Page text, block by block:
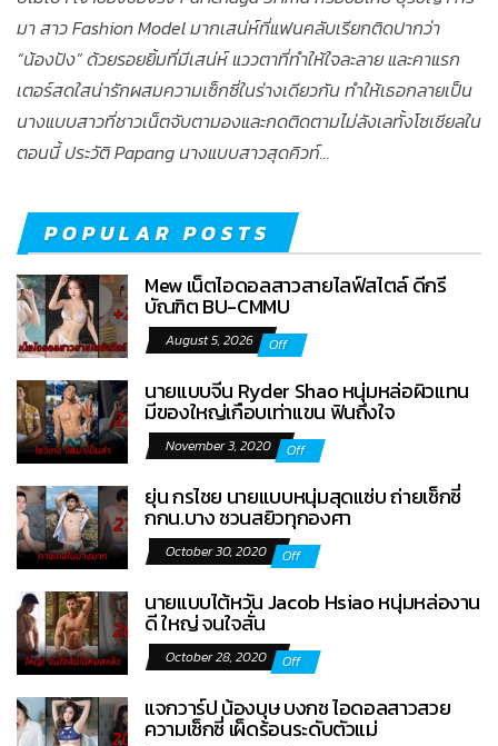
มา สาว Fashion Model มากเสน่ห์ที่แฟนคลับเรียกติดปากว่า
“น้องปัง” ด้วยรอยยิ้มที่มีเสน่ห์ แววตาที่ทำให้ใจละลาย และคาแรก
เตอร์สดใสน่ารักผสมความเซ็กซี่ในร่างเดียวกัน ทำให้เธอกลายเป็น
นางแบบสาวที่ชาวเน็ตจับตามองและกดติดตามไม่ลังเลทั้งโซเชียลใน
ตอนนี้ ประวัติ Papang นางแบบสาวสุดคิวท์…
POPULAR POSTS
Mew เน็ตไอดอลสาวสายไลฟ์สไตล์ ดีกรี
บัณฑิต BU-CMMU
August 5, 2026 Off
นายแบบจีน Ryder Shao หนุ่มหล่อผิวแทน
มีของใหญ่เกือบเท่าแขน ฟินถึงใจ
November 3, 2020 Off
ยุ่น กรไชย นายแบบหนุ่มสุดแซ่บ ถ่ายเซ็กซี่
กกน.บาง ชวนสยิวทุกองศา
October 30, 2020 Off
นายแบบไต้หวัน Jacob Hsiao หนุ่มหล่องาน
ดี ใหญ่ จนใจสั่น
October 28, 2020 Off
แจกวาร์ป น้องบุษ บงกช ไอดอลสาวสวย
ความเซ็กซี่ เผ็ดร้อนระดับตัวแม่